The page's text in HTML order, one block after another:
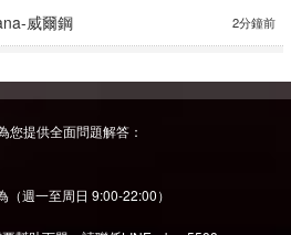
威爾鋼
您提供全面問題解答：
（週一至周日 9:00-22:00）